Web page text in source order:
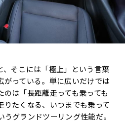
、そこには「極上」という言葉
がっている。単に広いだけでは
は「長距離走っても乗っても
りたくなる、いつまでも乗って
グランドツーリング性能だ。